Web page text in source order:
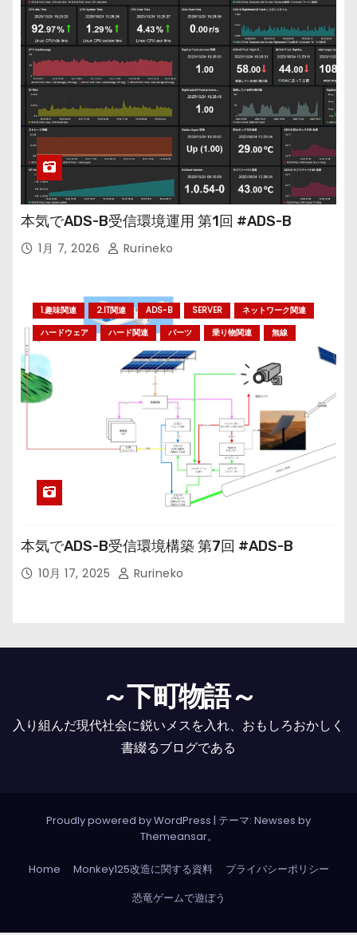
本気でADS-B受信環境運用 第1回 #ADS-B
1月 7, 2026 Rurineko
1.趣味関連 2.IT関連 ADS-B SERVER
ネットワーク関連
ハードウェア
ハード関連 パーツ 乗り物関連 無線
本気でADS-B受信環境構築 第7回 #ADS-B
10月 17, 2025 Rurineko
～下町物語～
入り組んだ現代社会に鋭いメスを入れ、おもしろおかしく
書綴るブログである
Proudly powered by WordPress | テーマ: Newses by
Themeansar。
Home Monkey125改造に関する資料
プライバシーポリシー
恐竜ゲームで遊ぼう